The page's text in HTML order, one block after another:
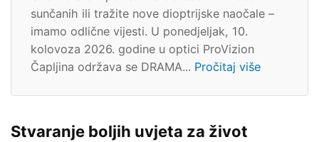
sunčanih ili tražite nove dioptrijske naočale –
imamo odlične vijesti. U ponedjeljak, 10.
kolovoza 2026. godine u optici ProVizion
Čapljina održava se DRAMA... Pročitaj više
Stvaranje boljih uvjeta za život